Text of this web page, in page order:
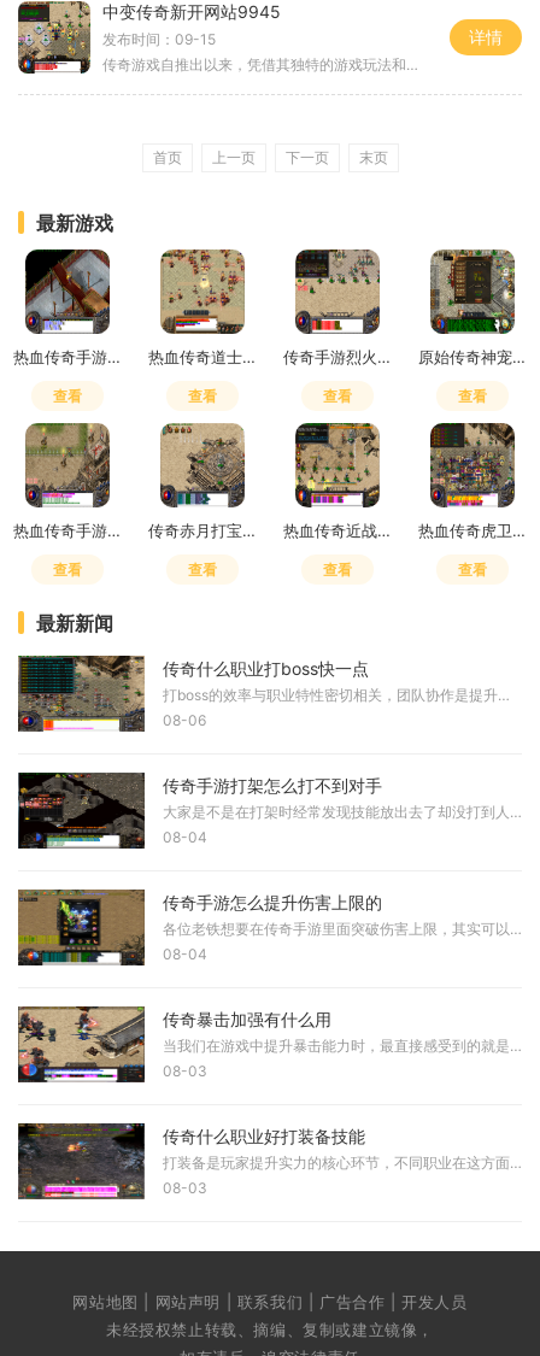
中变传奇新开网站9945
发布时间：09-15
传奇游戏自推出以来，凭借其独特的游戏玩法和丰富的故事情节，一直以来都备受玩家喜爱。它将角色扮演与即时战斗完美结合，让玩家不仅可以体验到热血战斗的快感，还能享受与其他玩家互动的乐趣。在中变传奇新开网站9945中，玩家将能够充分体验到这一点。角
详情
首页 上一页 下一页 末页
最新游戏
热血传奇手游道士技能设置
查看
热血传奇道士带什么装备技能好
查看
传奇手游烈火剑法书哪里打的多
查看
原始传奇神宠获得方式
查看
热血传奇手游怎么快速升级战力值
查看
传奇赤月打宝攻略大全
查看
热血传奇近战抗性怎么提升
查看
热血传奇虎卫刷新时间是多少级
查看
最新新闻
传奇什么职业打boss快一点
打boss的效率与职业特性密切相关，团队协作是提升打boss效率的基础方式。通过组队可以让不同职业的玩家发挥各自优势，例如战士负责承受伤害，法师进行远程输出，道士提供治疗和辅
08-06
传奇手游打架怎么打不到对手
大家是不是在打架时经常发现技能放出去了却没打到人，这个问题其实挺常见的，主要是操作和设置方面需要调整。练好基础操作可以让你的命中率大大提高。打架时要熟悉自己的技能
08-04
传奇手游怎么提升伤害上限的
各位老铁想要在传奇手游里面突破伤害上限，其实可以从装备系统入手哦。装备强化绝对是提升伤害最直接的方式之一，通过消耗强化材料可以稳步提升装备的基础属性，让你的攻击力
08-04
传奇暴击加强有什么用
当我们在游戏中提升暴击能力时，最直接感受到的就是战斗效率的显著提升。你有没有发现，每次攻击命中后触发暴击，能够瞬间造成比平时高出许多的伤害？这种伤害爆发不仅让我们
08-03
传奇什么职业好打装备技能
打装备是玩家提升实力的核心环节，不同职业在这方面的表现各有差异。战士职业在打装备时主要依赖稳定的近战输出和较高的防御能力。战士使用刺杀剑法可以有效提升打怪效率，这
08-03
网站地图 | 网站声明 | 联系我们 | 广告合作 | 开发人员
未经授权禁止转载、摘编、复制或建立镜像，